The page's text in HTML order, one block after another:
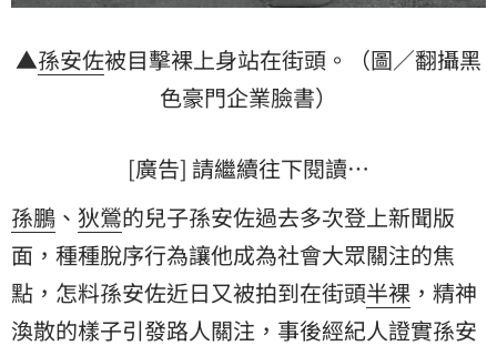
▲孫安佐被目擊裸上身站在街頭。（圖／翻攝黑
色豪門企業臉書）
[廣告] 請繼續往下閱讀…
孫鵬 、 狄鶯的兒子孫安佐過去多次登上新聞版
面，種種脫序行為讓他成為社會大眾關注的焦
點，怎料孫安佐近日又被拍到在街頭半裸 ，精神
渙散的樣子引發路人關注，事後經紀人證實孫安